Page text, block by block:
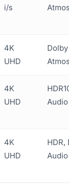
i/s
4K
UHD
Atmos
4K
UHD
Audio
4K
UHD
HDR,
Audio